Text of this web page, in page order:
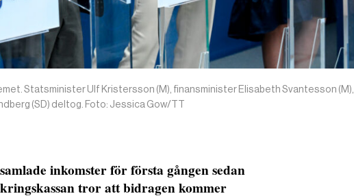
Statsminister Ulf Kristersson (M), finansminister Elisabeth Svantesson (M),
(SD) deltog. Foto: Jessica Gow/TT
inkomster för första gången sedan
tror att bidragen kommer